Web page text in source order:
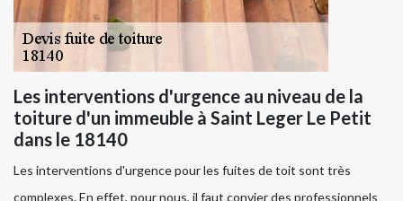
Les interventions d'urgence au niveau de la
toiture d'un immeuble à Saint Leger Le Petit
dans le 18140
Les interventions d'urgence pour les fuites de toit sont très
complexes. En effet, pour nous, il faut convier des professionnels